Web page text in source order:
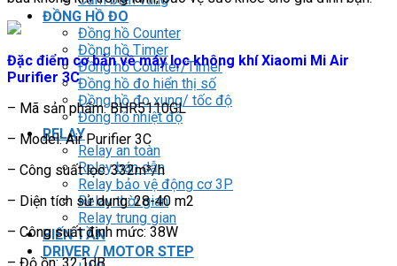
ĐỒNG HỒ ĐO
Đồng hồ Counter
Đồng hồ Timer
Đồng hồ Counter/Timer
Đồng hồ đo hiển thị số
Đồng hồ đo xung/ tốc độ
Đồng hồ nhiệt độ
RELAY
Relay an toàn
Relay bán dẫn
Relay bảo vệ động cơ 3P
Relay thời gian
Relay trung gian
BIẾN TẦN
DRIVER / MOTOR STEP
Đặc điểm cơ bản về máy lọc không khí Xiaomi Mi Air
Purifier 3C
– Mã sản phẩm: BHR5110GL
– Model: Air Purifier 3C
– Công suất lọc: 332m³/h
– Diện tích sử dụng: 28-40 m2
– Công suất định mức: 38W